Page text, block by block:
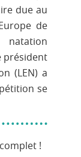
due au
de
président
(LEN) a
se
!